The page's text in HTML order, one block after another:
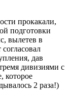
прокакали,
подготовки
вылетев в
дав
дивизиями с
которое
2 раза!)